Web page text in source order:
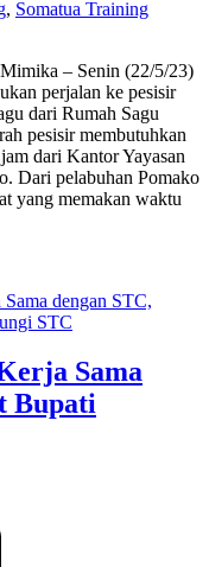
, Somatua Training
– Senin (22/5/23)
perjalan ke pesisir
dari Rumah Sagu
pesisir membutuhkan
dari Kantor Yayasan
Dari pelabuhan Pomako
yang memakan waktu
Sama
Bupati